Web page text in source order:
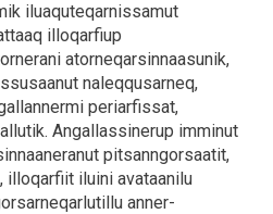
iluaquteqarnissamut
illoqarfiup
atorneqarsinnaasunik,
naleqqusarneq,
periarfissat,
Angallassinerup imminut
pitsanngorsaatit,
illoqarfiit iluini avataanilu
anner-